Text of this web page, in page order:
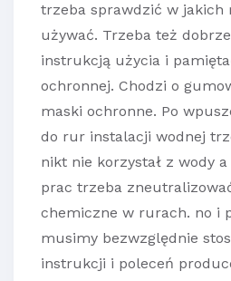
trzeba sprawdzić w jakich
używać. Trzeba też
instrukcją użycia i
ochronnej. Chodzi o
maski ochronne. Po
do rur instalacji wodnej
nikt nie korzystał z wody
prac trzeba
chemiczne w rurach. no i
musimy bezwzględnie
instrukcji i poleceń